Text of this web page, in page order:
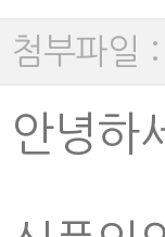
첨부파일 :
안녕하